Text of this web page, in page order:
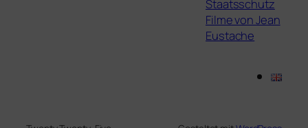
Staatsschutz
Filme von Jean
Eustache